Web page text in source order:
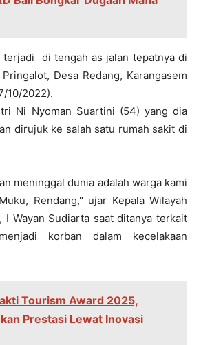
di tengah as jalan tepatnya di
Desa Redang, Karangasem
10/2022).
Ni Nyoman Suartini (54) yang dia
dirujuk ke salah satu rumah sakit di
meninggal dunia adalah warga kami
Rendang," ujar Kepala Wilayah
I Wayan Sudiarta saat ditanya terkait
korban dalam kecelakaan
Tourism Award 2025,
Prestasi Lewat Inovasi